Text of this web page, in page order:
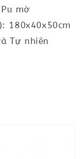
mờ
180x40x50cm
Tự nhiên